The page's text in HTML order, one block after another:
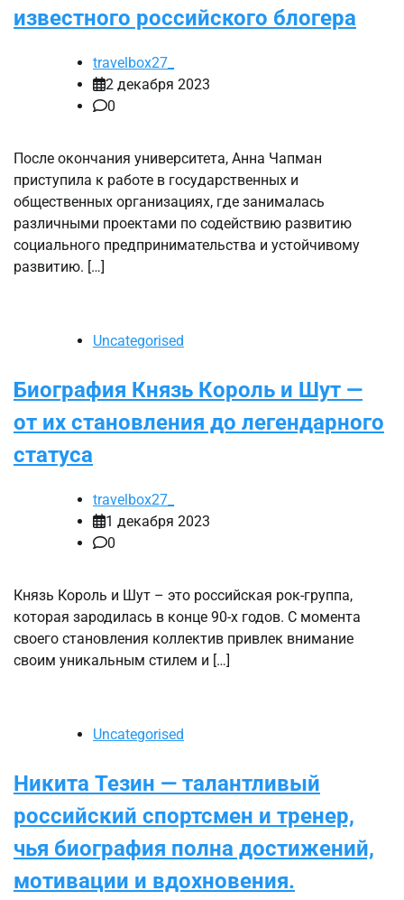
известного российского блогера
travelbox27_
2 декабря 2023
0
После окончания университета, Анна Чапман
приступила к работе в государственных и
общественных организациях, где занималась
различными проектами по содействию развитию
социального предпринимательства и устойчивому
развитию. […]
Uncategorised
Биография Князь Король и Шут —
от их становления до легендарного
статуса
travelbox27_
1 декабря 2023
0
Князь Король и Шут – это российская рок-группа,
которая зародилась в конце 90-х годов. С момента
своего становления коллектив привлек внимание
своим уникальным стилем и […]
Uncategorised
Никита Тезин — талантливый
российский спортсмен и тренер,
чья биография полна достижений,
мотивации и вдохновения.